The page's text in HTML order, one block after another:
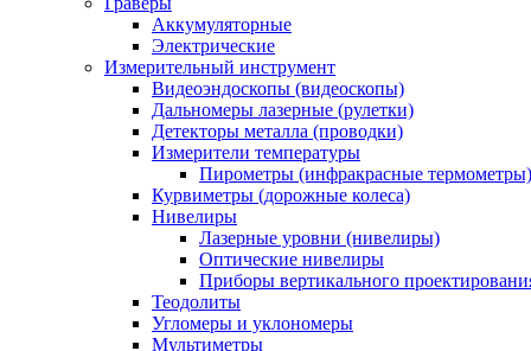
Аккумуляторные
Электрические
Измерительный инструмент
Видеоэндоскопы (видеоскопы)
Дальномеры лазерные (рулетки)
Детекторы металла (проводки)
Измерители температуры
Пирометры (инфракрасные термометры)
Курвиметры (дорожные колеса)
Нивелиры
Лазерные уровни (нивелиры)
Оптические нивелиры
Приборы вертикального
Теодолиты
Угломеры и уклономеры
Мультиметры